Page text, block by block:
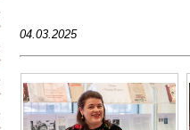
04.03.2025